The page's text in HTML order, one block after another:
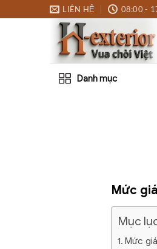
qua
LIÊN HỆ 08:00 -
Danh mục
Mức
Mục
Mức